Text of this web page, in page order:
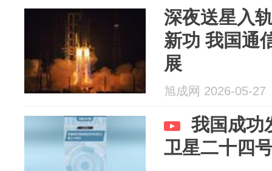
深夜送星入
新功 我国通
展
旭成网 2026-05-27
我国成功
卫星二十四